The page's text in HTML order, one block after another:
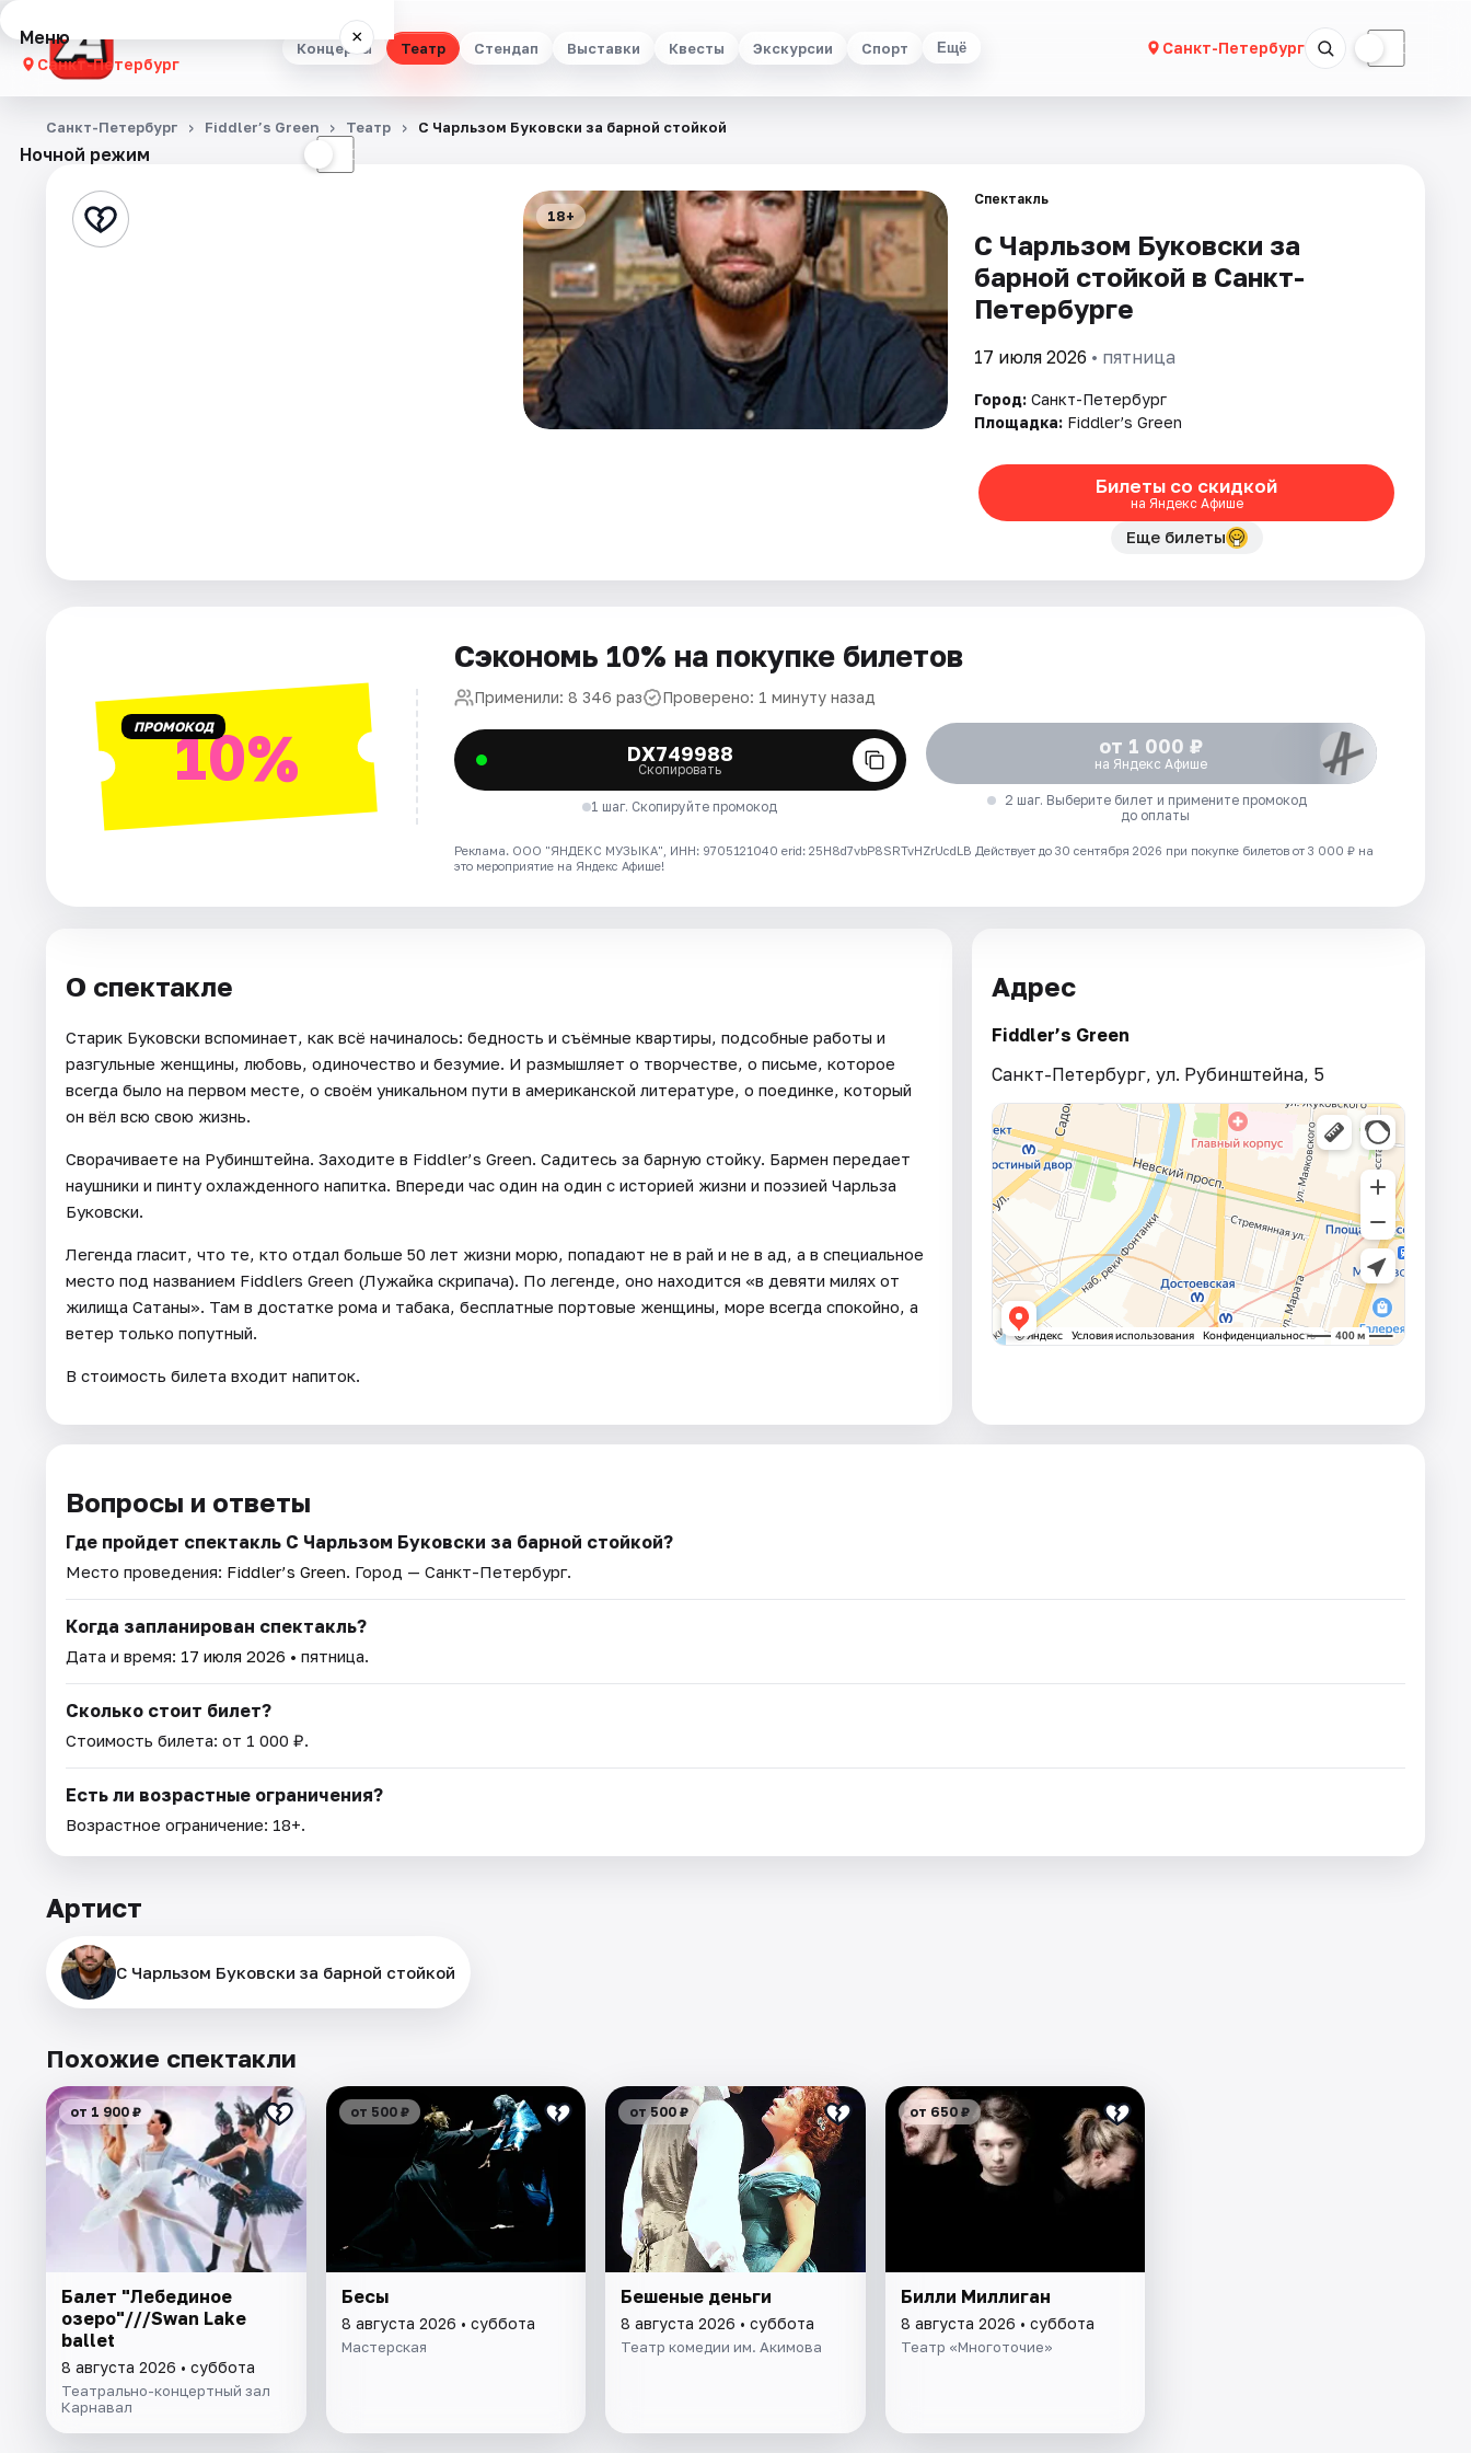
Концерты Театр Стендап Выставки Квесты Экскурсии Спорт Ещё Санкт-Петербург ☾
Меню ×
Санкт-Петербург
Концерты
Стендап
Рейтинги
Ночной режим ☾
Санкт-Петербург Fiddler’s Green Театр С Чарльзом Буковски за барной стойкой
18+
Спектакль
С Чарльзом Буковски за
барной стойкой в Санкт-
Петербурге
17 июля 2026 • пятница
Город: Санкт-Петербург
Площадка: Fiddler’s Green
Билеты со скидкой
на Яндекс Афише
Еще билеты
ПРОМОКОД10%
Сэкономь 10% на покупке билетов
Применили: 8 346 раз Проверено: 1 минуту назад
DX749988
Скопировать
1 шаг. Скопируйте промокод
от 1 000 ₽
на Яндекс Афише
2 шаг. Выберите билет и примените промокод
до оплаты
Реклама. ООО "ЯНДЕКС МУЗЫКА", ИНН: 9705121040 erid: 25H8d7vbP8SRTvHZrUcdLB Действует до 30 сентября 2026 при покупке билетов от 3 000 ₽ на
это мероприятие на Яндекс Афише!
О спектакле
Старик Буковски вспоминает, как всё начиналось: бедность и съёмные квартиры, подсобные работы и
разгульные женщины, любовь, одиночество и безумие. И размышляет о творчестве, о письме, которое
всегда было на первом месте, о своём уникальном пути в американской литературе, о поединке, который
он вёл всю свою жизнь.
Сворачиваете на Рубинштейна. Заходите в Fiddler’s Green. Садитесь за барную стойку. Бармен передает
наушники и пинту охлажденного напитка. Впереди час один на один с историей жизни и поэзией Чарльза
Буковски.
Легенда гласит, что те, кто отдал больше 50 лет жизни морю, попадают не в рай и не в ад, а в специальное
место под названием Fiddlers Green (Лужайка скрипача). По легенде, оно находится «в девяти милях от
жилища Сатаны». Там в достатке рома и табака, бесплатные портовые женщины, море всегда спокойно, а
ветер только попутный.
В стоимость билета входит напиток.
Адрес
Fiddler’s Green
Санкт-Петербург, ул. Рубинштейна, 5
Вопросы и ответы
Где пройдет спектакль С Чарльзом Буковски за барной стойкой?
Место проведения: Fiddler’s Green. Город — Санкт-Петербург.
Когда запланирован спектакль?
Дата и время: 17 июля 2026 • пятница.
Сколько стоит билет?
Стоимость билета: от 1 000 ₽.
Есть ли возрастные ограничения?
Возрастное ограничение: 18+.
Артист
С Чарльзом Буковски за барной стойкой
Похожие спектакли
от 1 900 ₽
Балет "Лебединое
озеро"///Swan Lake
ballet
8 августа 2026 • суббота
Театрально-концертный зал
Карнавал
от 500 ₽
Бесы
8 августа 2026 • суббота
Мастерская
от 500 ₽
Бешеные деньги
8 августа 2026 • суббота
Театр комедии им. Акимова
от 650 ₽
Билли Миллиган
8 августа 2026 • суббота
Театр «Многоточие»